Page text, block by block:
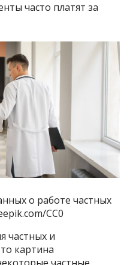
часто платят за
о работе частных
CC0
частных и
картина